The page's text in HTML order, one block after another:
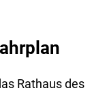
Rathaus des